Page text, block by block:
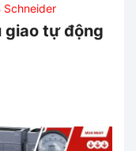
Schneider
giao tự động